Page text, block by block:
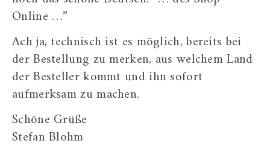
Online …”
Ach ja, technisch ist es möglich, bereits bei
der Bestellung zu merken, aus welchem Land
der Besteller kommt und ihn sofort
aufmerksam zu machen.
Schöne Grüße
Stefan Blohm